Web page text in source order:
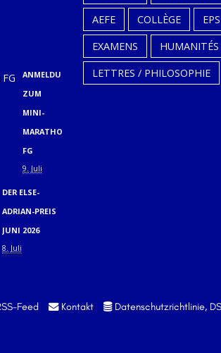
02.09.)
ANMELDUNG
ZUM
MINI-
MARATHON
FG
9. Juli
DER ELSE-
ADRIAN-PREIS
JUNI 2026
8. Juli
AEFE
COLLÈGE
EPS
EXAMENS
HUMANITÉS
LETTRES / PHILOSOPHIE
Feed Kontakt Datenschutzrichtlinie,